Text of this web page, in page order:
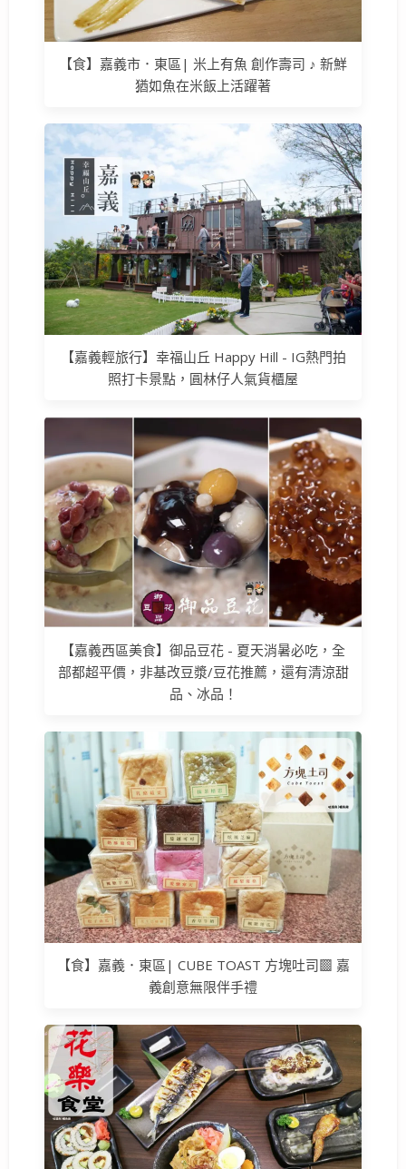
【食】嘉義市．東區| 米上有魚 創作壽司 ♪ 新鮮
猶如魚在米飯上活躍著
【嘉義輕旅行】幸福山丘 Happy Hill - IG熱門拍
照打卡景點，圓林仔人氣貨櫃屋
【嘉義西區美食】御品豆花 - 夏天消暑必吃，全
部都超平價，非基改豆漿/豆花推薦，還有清涼甜
品、冰品！
【食】嘉義．東區| CUBE TOAST 方塊吐司▩ 嘉
義創意無限伴手禮